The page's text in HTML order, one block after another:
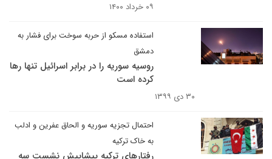
۰۹ خرداد ۱۴۰۰
استفاده مسکو از حربه سوخت برای فشار به
دمشق
روسیه سوریه را در برابر اسرائیل تنها رها
کرده است
۳۰ دی ۱۳۹۹
احتمال تجزیه سوریه و الحاق عفرین و ادلب
به خاک ترکیه
رفتارهای ترکیه پیشاپیش نشست سه